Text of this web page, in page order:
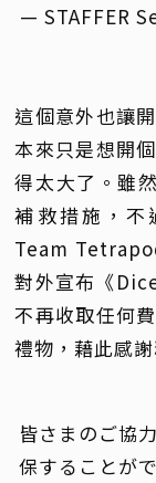
— STAFFER
這個意外也讓
本來只是想開
得太大了。雖
補救措施，不
Team
對外宣布《
不再收取任何
禮物，藉此感
皆さまのご協
保することが